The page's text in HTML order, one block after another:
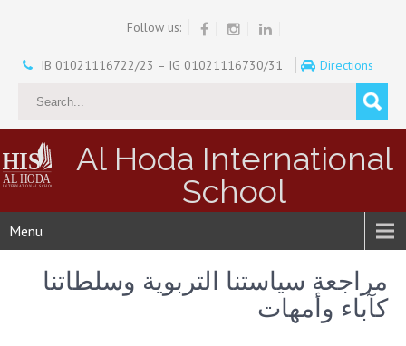
Follow us:
IB 01021116722/23 – IG 01021116730/31 Directions
Al Hoda International
School
Menu
مراجعة سياستنا التربوية وسلطاتنا
كآباء وأمهات